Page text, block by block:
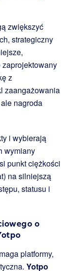
zwiększyć
strategiczny
zaprojektowany
z
zaangażowania
nagroda
i wybierają
wymiany
punkt ciężkości
na silniejszą
statusu i
o
platformy,
Yotpo